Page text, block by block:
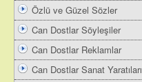
Özlü ve Güzel Sözler
Can Dostlar Söyleşiler
Can Dostlar Reklamlar
Can Dostlar Sanat Yaratıları